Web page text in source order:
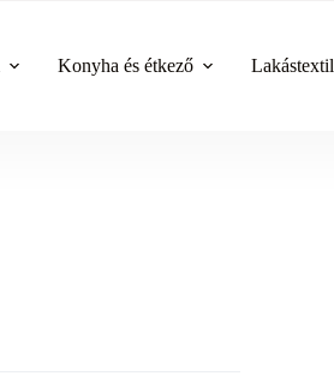
Konyha és étkező Lakástextil